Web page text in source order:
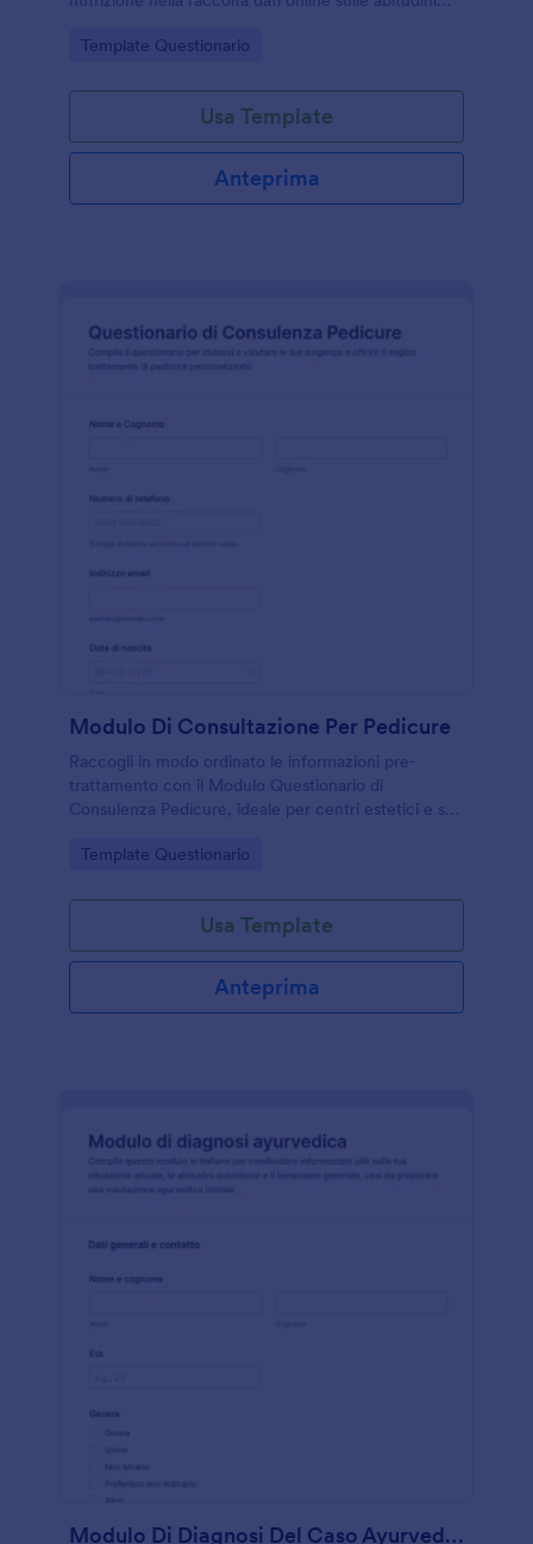
Jotform.
Go to Category:
Template Questionario
Usa Template
Anteprima
Modulo Di Consultazione Per Pedicure
Raccogli in modo ordinato le informazioni pre-
trattamento con il Modulo Questionario di
Consulenza Pedicure, ideale per centri estetici e spa
ogni risposta con Jotform.
Go to Category:
Template Questionario
Usa Template
Anteprima
Modulo Di Diagnosi Del Caso Ayurvedico